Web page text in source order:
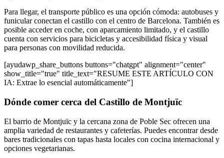
Para llegar, el transporte público es una opción cómoda: autobuses y
funicular conectan el castillo con el centro de Barcelona. También es
posible acceder en coche, con aparcamiento limitado, y el castillo
cuenta con servicios para bicicletas y accesibilidad física y visual
para personas con movilidad reducida.
[ayudawp_share_buttons buttons="chatgpt" alignment="center"
show_title="true" title_text="RESUME ESTE ARTÍCULO CON
IA: Extrae lo esencial automáticamente"]
Dónde comer cerca del Castillo de Montjuïc
El barrio de Montjuïc y la cercana zona de Poble Sec ofrecen una
amplia variedad de restaurantes y cafeterías. Puedes encontrar desde
bares tradicionales con tapas hasta locales con cocina internacional y
opciones vegetarianas.